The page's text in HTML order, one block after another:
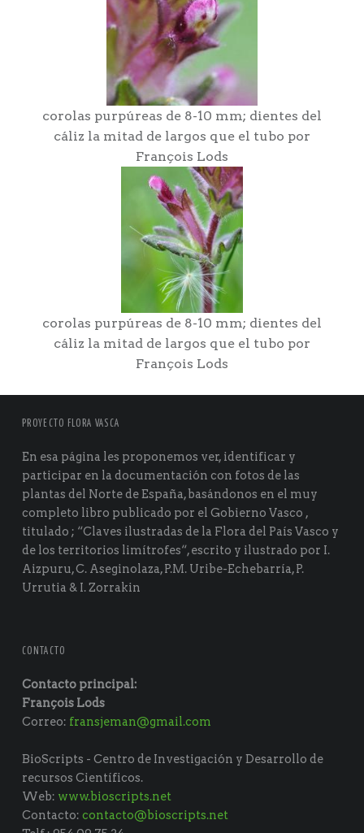
corolas purpúreas de 8-10 mm; dientes del
cáliz la mitad de largos que el tubo por
François Lods
corolas purpúreas de 8-10 mm; dientes del
cáliz la mitad de largos que el tubo por
François Lods
PROYECTO FLORA VASCA
En esa página les proponemos ver, identificar y
participar en la documentación con fotos de las
plantas del Norte de España, basándonos en el muy
completo libro publicado por el Gobierno Vasco ,
titulado ; “Claves ilustradas de la Flora del País Vasco y
de los territorios limítrofes“, escrito y ilustrado por I.
Aizpuru, C. Aseginolaza, P.M. Uribe-Echebarría, P.
Urrutia & I. Zorrakin
CONTACTO
Contacto principal:
François Lods
Correo: fransjeman@gmail.com
BioScripts - Centro de Investigación y Desarrollo de
recursos Científicos.
Web: www.bioscripts.net
Contacto:contacto@bioscripts.net